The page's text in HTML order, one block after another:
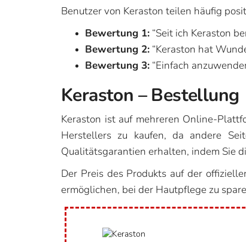
Benutzer von Keraston teilen häufig
Bewertung 1: “Seit ich Keraston
Bewertung 2: “Keraston hat
Bewertung 3: “Einfach
Keraston – Bestellung
Keraston ist auf mehreren Online-
Herstellers zu kaufen, da andere
Qualitätsgarantien erhalten, indem Sie
Der Preis des Produkts auf der
ermöglichen, bei der Hautpflege zu